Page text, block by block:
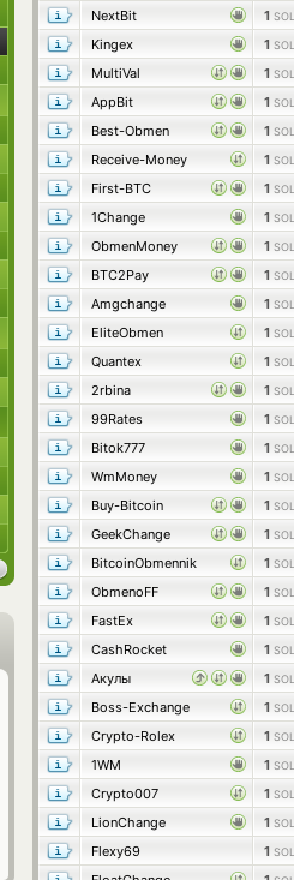
NextBit
1 SOL
Kingex
1 SOL
MultiVal
1 SOL
AppBit
1 SOL
Best-Obmen
1 SOL
Receive-Money
1 SOL
First-BTC
1 SOL
1Change
1 SOL
ObmenMoney
1 SOL
BTC2Pay
1 SOL
Amgchange
1 SOL
EliteObmen
1 SOL
Quantex
1 SOL
2rbina
1 SOL
99Rates
1 SOL
Bitok777
1 SOL
WmMoney
1 SOL
Buy-Bitcoin
1 SOL
GeekChange
1 SOL
BitcoinObmennik
1 SOL
ObmenoFF
1 SOL
FastEx
1 SOL
CashRocket
1 SOL
Акулы
1 SOL
Boss-Exchange
1 SOL
Crypto-Rolex
1 SOL
1WM
1 SOL
Crypto007
1 SOL
LionChange
1 SOL
Flexy69
1 SOL